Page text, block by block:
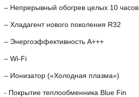
– Непрерывный обогрев целых 10 часов
– Хладагент нового поколения R32
– Энергоэффективность А+++
– Wi-Fi
– Ионизатор («Холодная плазма»)
- Покрытие теплообменника Blue Fin